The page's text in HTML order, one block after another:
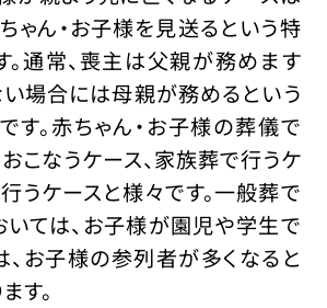
ゃん・お子様を見送るという特
。通常、喪主は父親が務めます
い場合には母親が務めるという
す。赤ちゃん・お子様の葬儀で
こなうケース、家族葬で行うケ
うケースと様々です。一般葬で
いては、お子様が園児や学生で
、お子様の参列者が多くなると
す。